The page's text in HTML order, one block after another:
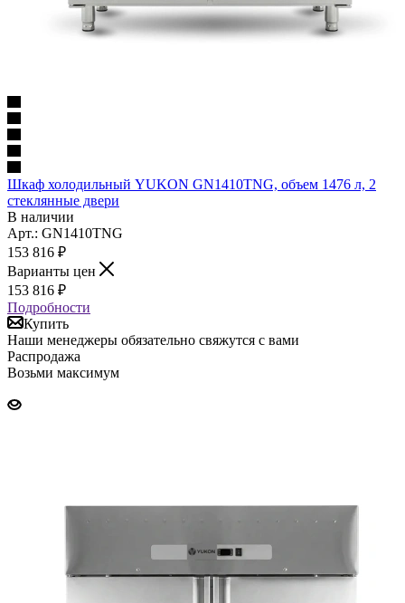
Шкаф холодильный YUKON GN1410TNG, объем 1476 л, 2
стеклянные двери
В наличии
Арт.: GN1410TNG
153 816 ₽
Варианты цен
153 816 ₽
Подробности
Купить
Наши менеджеры обязательно свяжутся с вами
Распродажа
Возьми максимум